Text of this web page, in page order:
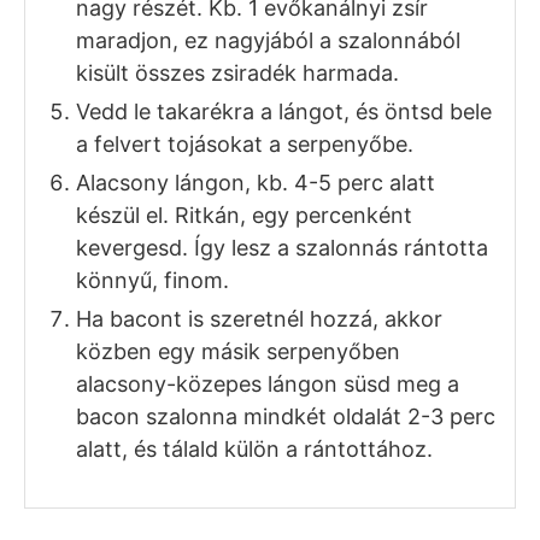
HOZZÁVALÓK 2x
9 dkg csemegeszalonna
6 db tojás
Só
6 szelet bacon szalonna (elhagyható)
ELKÉSZÍTÉS
A szalonnát vágd kb. egy cm-es csíkokra.
Melegíts fel közepes lángon egy
serpenyőt, és tedd bele a szalonnát.
Alacsony-közepes lángon, néha
megkeverve olvaszd ki a zsírját, és pirítsd
meg kb. 5 perc alatt.